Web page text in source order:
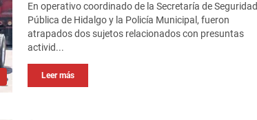
En operativo coordinado de la Secretaría de Seguridad
Pública de Hidalgo y la Policía Municipal, fueron
atrapados dos sujetos relacionados con presuntas
activid...
Leer más